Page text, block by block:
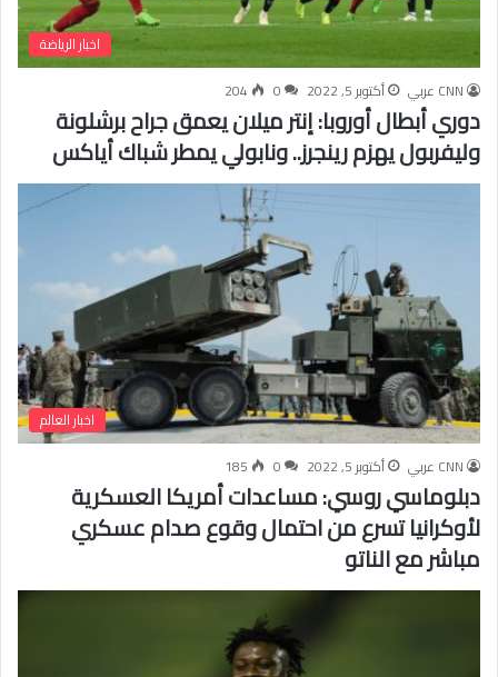
اخبار الرياضة
CNN عربي
أكتوبر 5, 2022 0
204
دوري أبطال أوروبا: إنتر ميلان يعمق جراح برشلونة
وليفربول يهزم رينجرز.. ونابولي يمطر شباك أياكس
اخبار العالم
CNN عربي
أكتوبر 5, 2022 0
185
دبلوماسي روسي: مساعدات أمريكا العسكرية
لأوكرانيا تسرع من احتمال وقوع صدام عسكري
مباشر مع الناتو